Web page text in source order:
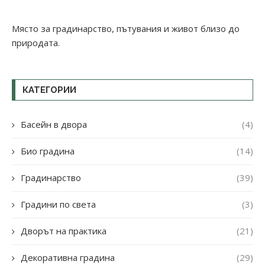
Място за градинарство, пътувания и живот близо до
природата.
КАТЕГОРИИ
Басейн в двора (4)
Био градина (14)
Градинарство (39)
Градини по света (3)
Дворът на практика (21)
Декоративна градина (29)